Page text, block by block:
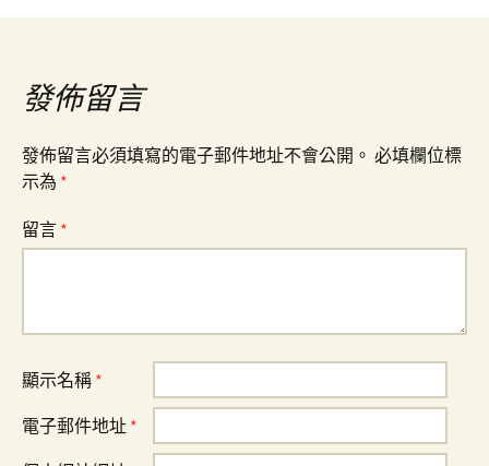
導
覽發佈留言
發佈留言必須填寫的電子郵件地址不會公開。 必填欄位標
示為 *
留言 *
顯示名稱 *
電子郵件地址 *